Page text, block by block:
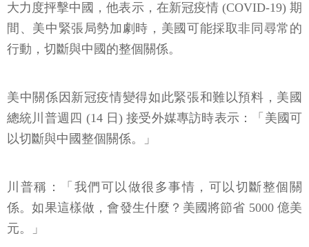
大力度抨擊中國，他表示，在新冠疫情 (COVID-19) 期
間、美中緊張局勢加劇時，美國可能採取非同尋常的
行動，切斷與中國的整個關係。
美中關係因新冠疫情變得如此緊張和難以預料，美國
總統川普週四 (14 日) 接受外媒專訪時表示：「美國可
以切斷與中國整個關係。」
川普稱：「我們可以做很多事情，可以切斷整個關
係。如果這樣做，會發生什麼？美國將節省 5000 億美
元。」